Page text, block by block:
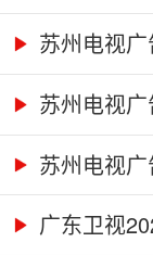
苏州电视
苏州电视
2...苏州电视
广东卫视